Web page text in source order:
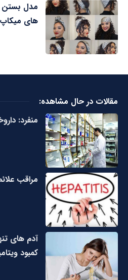
مدل
های میکاپ
مقالات در حال مشاهده:
منفرد:
مراقب
آدم های
کمبود